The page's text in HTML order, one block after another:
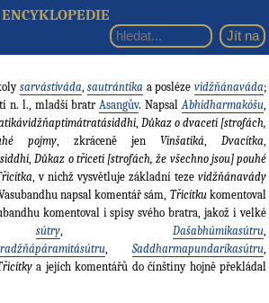
sarvástiváda,sautrántika a posléze vidžňánaváda;
n. l., mladší bratrAsangův. NapsalAbhidharmakóšu,
, Důkaz o dvaceti [strofách,
pojmy, zkráceně jen Vinšatiká, Dvacítka,
,Důkaz o třiceti [strofách, že všechno jsou] pouhé
, v nichž vysvětluje základní teze vidžňánavády
napsal komentář sám, Třicítkukomentoval
komentoval i spisy svého bratra, jakož i velké
sútry, Dašabhúmikasútru,
, Saddharmapundaríkasútru,
a jejích komentářů do čínštiny hojně překládal